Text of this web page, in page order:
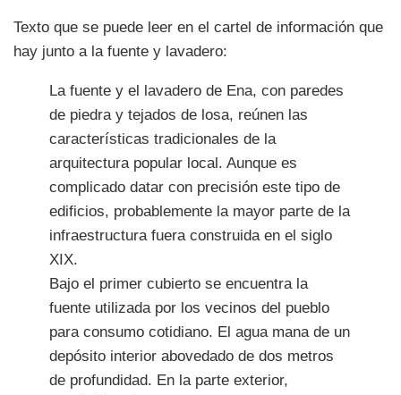
Texto que se puede leer en el cartel de información que
hay junto a la fuente y lavadero:
La fuente y el lavadero de Ena, con paredes
de piedra y tejados de losa, reúnen las
características tradicionales de la
arquitectura popular local. Aunque es
complicado datar con precisión este tipo de
edificios, probablemente la mayor parte de la
infraestructura fuera construida en el siglo
XIX.
Bajo el primer cubierto se encuentra la
fuente utilizada por los vecinos del pueblo
para consumo cotidiano. El agua mana de un
depósito interior abovedado de dos metros
de profundidad. En la parte exterior,